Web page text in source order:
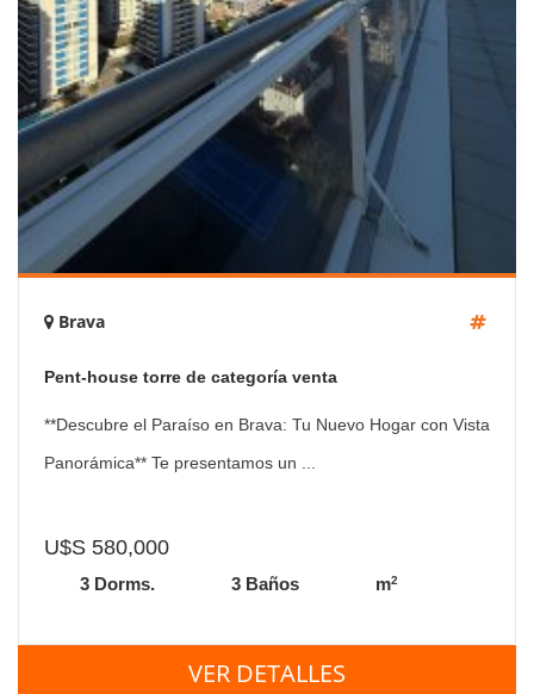
Brava
Pent-house torre de categoría venta
**Descubre el Paraíso en Brava: Tu Nuevo Hogar con Vista
Panorámica** Te presentamos un ...
U$S 580,000
3 Dorms. 3 Baños m2
VER DETALLES